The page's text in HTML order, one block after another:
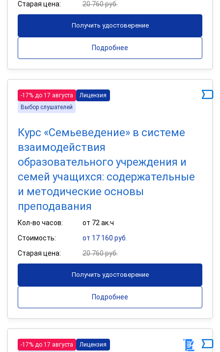
Старая цена:
20 760 руб.
Получить удостоверение
Подробнее
-17% до 17 августа
Лицензия
Выбор слушателей
Курс «Семьеведение» в системе
взаимодействия
образовательного учреждения и
семей учащихся: содержательные
и методические основы
преподавания
Кол-во часов:
от 72 ак.ч
Стоимость:
от 17 160 руб.
Старая цена:
20 760 руб.
Получить удостоверение
Подробнее
-17% до 17 августа
Лицензия